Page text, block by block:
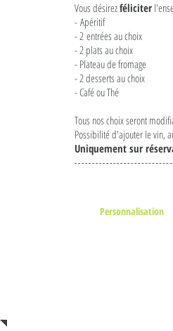
Vous désirezféliciter
- Apéritif
- 2 entrées au choix
- 2 plats au choix
- Plateau de fromage
- 2 desserts au choix
- Café ou Thé
Tous nos choix seront
Possibilité d'ajouter le vin,
Uniquement sur
Personnalisation